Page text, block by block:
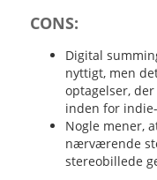
CONS:
Digital
nyttigt, men
optagelser,
inden for
Nogle mener,
nærværende
stereobillede